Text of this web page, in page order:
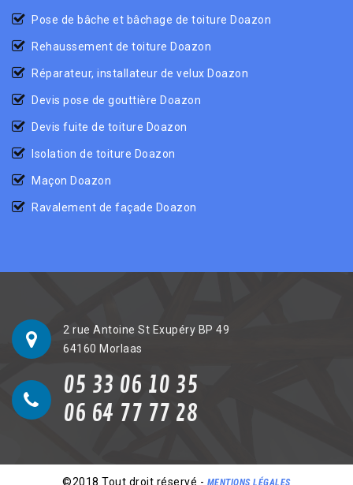
Pose de bâche et bâchage de toiture Doazon
Rehaussement de toiture Doazon
Réparateur, installateur de velux Doazon
Devis pose de gouttière Doazon
Devis fuite de toiture Doazon
Isolation de toiture Doazon
Maçon Doazon
Ravalement de façade Doazon
2 rue Antoine St Exupéry BP 49
64160 Morlaas
05 33 06 10 35
06 64 77 77 28
©2018 Tout droit réservé - MENTIONS LÉGALES